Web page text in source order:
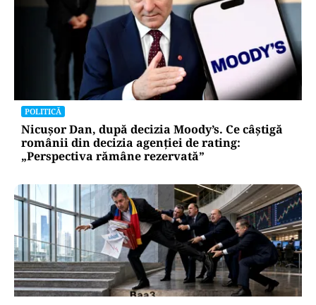
POLITICĂ
Nicușor Dan, după decizia Moody’s. Ce câștigă
românii din decizia agenției de rating:
„Perspectiva rămâne rezervată”